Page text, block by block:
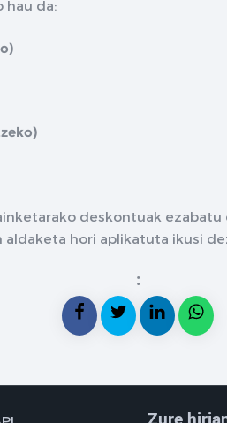
hau da:
deskontuak
hori aplikatuta ikusi
: